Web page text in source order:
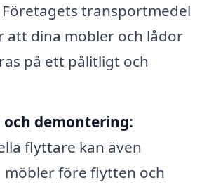
Företagets transportmedel
att dina möbler och lådor
på ett pålitligt och
demontering:
flyttare kan även
möbler före flytten och